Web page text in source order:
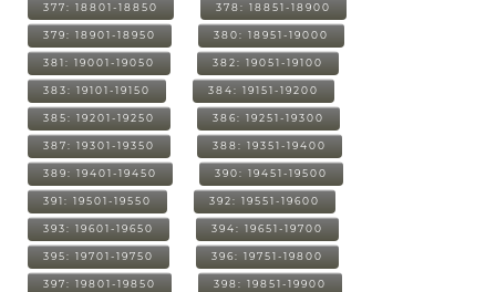
377: 18801-18850 378: 18851-18900
379: 18901-18950 380: 18951-19000
381: 19001-19050 382: 19051-19100
383: 19101-19150 384: 19151-19200
385: 19201-19250 386: 19251-19300
387: 19301-19350 388: 19351-19400
389: 19401-19450 390: 19451-19500
391: 19501-19550 392: 19551-19600
393: 19601-19650 394: 19651-19700
395: 19701-19750 396: 19751-19800
397: 19801-19850 398: 19851-19900